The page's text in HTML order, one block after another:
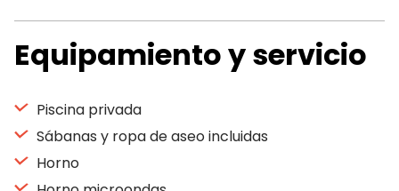
Equipamiento y servicio
Piscina privada
Sábanas y ropa de aseo incluidas
Horno